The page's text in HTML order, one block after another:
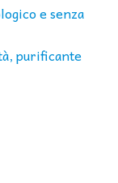
e senza
purificante